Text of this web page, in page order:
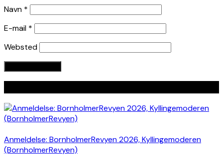
Navn *
E-mail *
Websted
Anmeldelse: BornholmerRevyen 2026, Kyllingemoderen
(BornholmerRevyen)